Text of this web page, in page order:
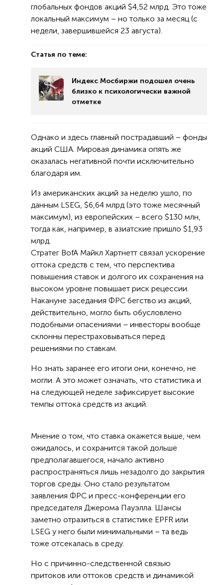
глобальных фондов акций $4,52 млрд. Это тоже
локальный максимум – но только за месяц (с
недели, завершившейся 23 августа).
Статья по теме:
Индекс Мосбиржи подошел очень
близко к психологически важной
отметке
Однако и здесь главный пострадавший – фонды
акций США. Мировая динамика опять же
оказалась негативной почти исключительно
благодаря им.
Из американских акций за неделю ушло, по
данным LSEG, $6,64 млрд (это тоже месячный
максимум), из европейских – всего $130 млн,
тогда как, например, в азиатские пришло $1,93
млрд.
Стратег BofA Майкл Хартнетт связал ускорение
оттока средств с тем, что перспектива
повышения ставок и долгого их сохранения на
высоком уровне повышает риск рецессии.
Накануне заседания ФРС бегство из акций,
действительно, могло быть обусловлено
подобными опасениями – инвесторы вообще
склонны перестраховываться перед
решениями по ставкам.
Но знать заранее его итоги они, конечно, не
могли. А это может означать, что статистика и
на следующей неделе зафиксирует высокие
темпы оттока средств из акций.
Мнение о том, что ставка окажется выше, чем
ожидалось, и сохранится такой дольше
предполагавшегося, начало активно
распространяться лишь незадолго до закрытия
торгов среды. Оно стало результатом
заявления ФРС и пресс-конференции его
председателя Джерома Пауэлла. Шансы
заметно отразиться в статистике EPFR или
LSEG у него были минимальными – та ведь
тоже отсекалась в среду.
Но с причинно-следственной связью
притоков или оттоков средств и динамикой